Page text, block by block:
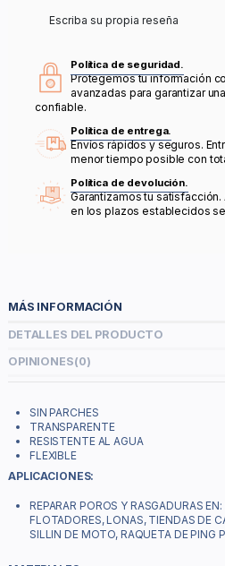
Escriba su propia reseña
Política de seguridad.
Protegemos tu información
avanzadas para garantizar
confiable.
Política de entrega.
Envíos rápidos y seguros.
menor tiempo posible con
Política de devolución.
Garantizamos tu
en los plazos establecidos
MÁS INFORMACIÓN
DETALLES DEL PRODUCTO
OPINIONES(0)
SIN PARCHES
TRANSPARENTE
RESISTENTE AL AGUA
FLEXIBLE
APLICACIONES:
REPARAR POROS Y RASGADURAS
FLOTADORES, LONAS, TIENDAS DE
SILLIN DE MOTO, RAQUETA DE PING